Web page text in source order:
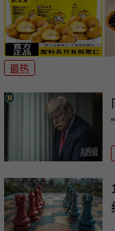
最热